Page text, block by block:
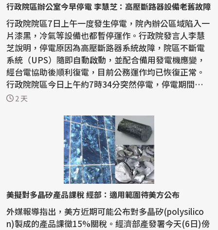
行政院區辦公室今早停電 李慧芝：高壓斷路器設備老舊故障
行政院院區7日上午一度發生停電，院內辦公區域陷入一
片漆黑，冷氣等設備也都暫停運作。行政院發言人李慧
芝說明，停電原因為高壓斷路器系統故障，院區不斷電
系統（UPS）隨即自動啟動，並配合備用發電機應變，
經台電協助後順利復電，目前公務運作均已恢復正常。
行政院院區今日上午約7時34分突然停電，停電期間辦公
室照...
2 天
美擬對多晶矽產品課稅 經部：適用範圍待美方公布
外媒報導指出，美方近期可能公布對多晶矽(polysilico
n)製成的產品課徵15%關稅。經濟部產發署今天(6日)傍